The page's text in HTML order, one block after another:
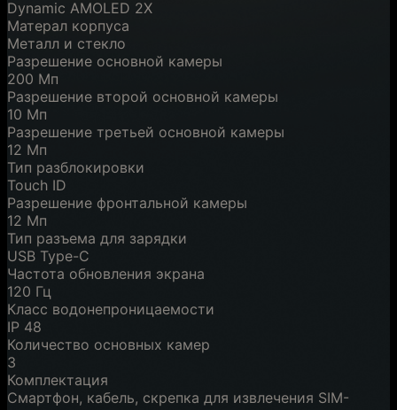
Dynamic AMOLED 2X
Матерал корпуса
Металл и стекло
Разрешение основной камеры
200 Мп
Разрешение второй основной камеры
10 Мп
Разрешение третьей основной камеры
12 Мп
Тип разблокировки
Touch ID
Разрешение фронтальной камеры
12 Мп
Тип разъема для зарядки
USB Type-C
Частота обновления экрана
120 Гц
Класс водонепроницаемости
IP 48
Количество основных камер
3
Комплектация
Смартфон, кабель, скрепка для извлечения SIM-